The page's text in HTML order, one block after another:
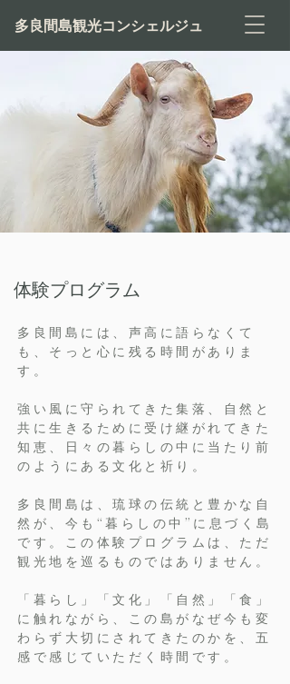
多良間島観光コンシェルジュ
​体験プログラム
多良間島には、声高に語らなくて
も、そっと心に残る時間がありま
す。
強い風に守られてきた集落、自然と
共に生きるために受け継がれてきた
知恵、日々の暮らしの中に当たり前
のようにある文化と祈り。
多良間島は、琉球の伝統と豊かな自
然が、今も“暮らしの中”に息づく島
です。この体験プログラムは、ただ
観光地を巡るものではありません。
「暮らし」「文化」「自然」「食」
に触れながら、この島がなぜ今も変
わらず大切にされてきたのかを、五
感で感じていただく時間です。